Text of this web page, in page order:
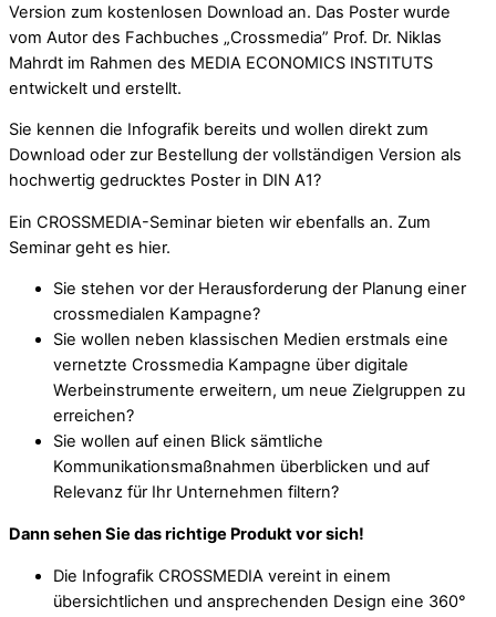
Version zum kostenlosen Download an. Das Poster wurde
vom Autor des Fachbuches „Crossmedia” Prof. Dr. Niklas
Mahrdt im Rahmen des MEDIA ECONOMICS INSTITUTS
entwickelt und erstellt.
Sie kennen die Infografik bereits und wollen direkt zum
Download oder zur Bestellung der vollständigen Version als
hochwertig gedrucktes Poster in DIN A1?
Ein CROSSMEDIA-Seminar bieten wir ebenfalls an. Zum
Seminar geht es hier.
Sie stehen vor der Herausforderung der Planung einer
crossmedialen Kampagne?
Sie wollen neben klassischen Medien erstmals eine
vernetzte Crossmedia Kampagne über digitale
Werbeinstrumente erweitern, um neue Zielgruppen zu
erreichen?
Sie wollen auf einen Blick sämtliche
Kommunikationsmaßnahmen überblicken und auf
Relevanz für Ihr Unternehmen filtern?
Dann sehen Sie das richtige Produkt vor sich!
Die Infografik CROSSMEDIA vereint in einem
übersichtlichen und ansprechenden Design eine 360°